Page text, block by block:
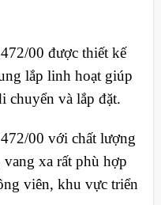
00 được thiết kế
lắp linh hoạt giúp
chuyển và lắp đặt.
00 với chất lượng
xa rất phù hợp
viên, khu vực triển